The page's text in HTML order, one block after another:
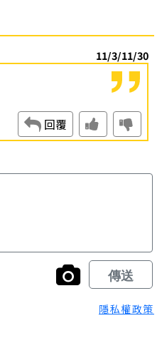
隱私權政策